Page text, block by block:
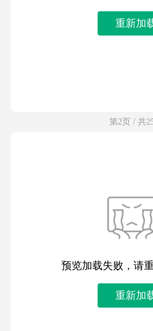
重新加
第2页 / 共
预览加载失败，请
重新加